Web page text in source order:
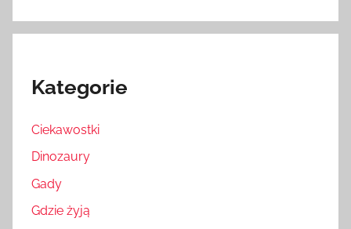
Kategorie
Ciekawostki
Dinozaury
Gady
Gdzie żyją